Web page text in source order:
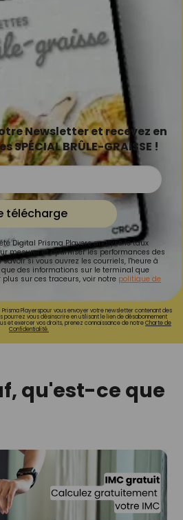
Newsletter et recevez en
SPÉCIAL BRÛLE-GRAISSE !
télécharge
Digital Prisma Players analyse le taux
mesurer et optimiser les performances des
si vous ouvrez les courriels, l'heure à
des informations sur le terminal que
sur ces traceurs, voir notre politique de
Playerspour vous envoyer votre newsletter contenant des
pourrez vous désinscrire en utilisant le lien de désabonnement
et exercer vos droits, prenez connaissance de notreCharte de
Confidentialité.
qu'est-ce que